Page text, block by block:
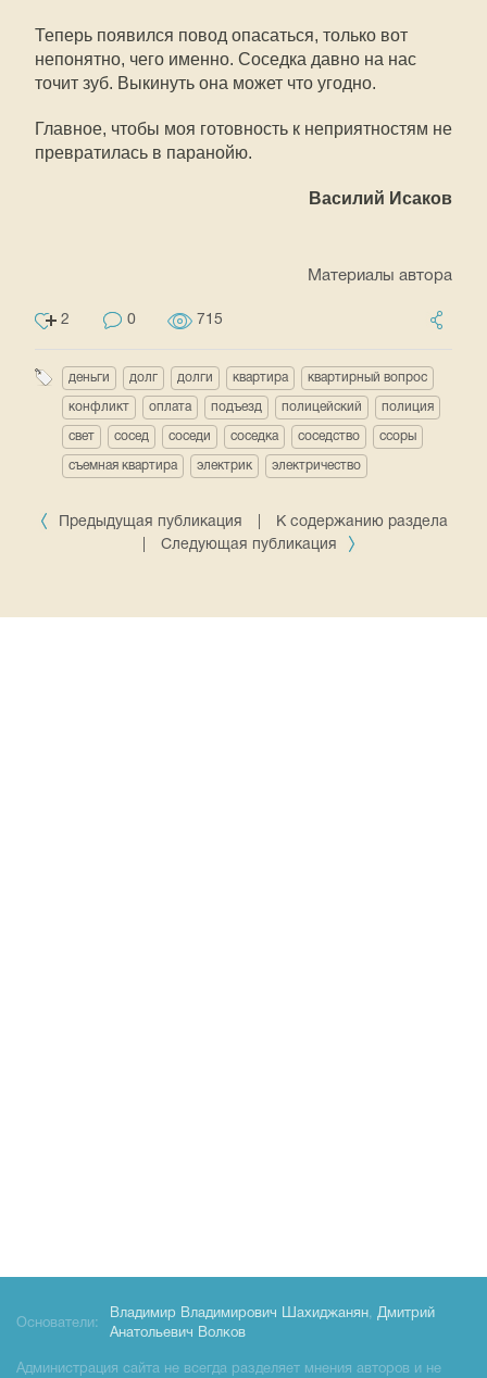
Теперь появился повод опасаться, только вот
непонятно, чего именно. Соседка давно на нас
точит зуб. Выкинуть она может что угодно.
Главное, чтобы моя готовность к неприятностям не
превратилась в паранойю.
Василий Исаков
Материалы автора
2 0 715
деньги долг долги квартира квартирный вопрос
конфликт оплата подъезд полицейский полиция
свет сосед соседи соседка соседство ссоры
съемная квартира электрик электричество
Предыдущая публикация
К содержанию раздела
Следующая публикация
Основатели:
Владимир Владимирович Шахиджанян, Дмитрий
Анатольевич Волков
Администрация сайта не всегда разделяет мнения авторов и не